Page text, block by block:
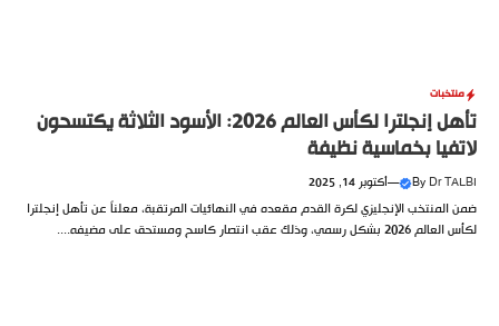
منتخبات
تأهل إنجلترا لكأس العالم 2026: الأسود الثلاثة يكتسحون
لاتفيا بخماسية نظيفة
By Dr TALBI
—أكتوبر 14, 2025
ضمن المنتخب الإنجليزي لكرة القدم مقعده في النهائيات المرتقبة، معلناً عن تأهل إنجلترا
لكأس العالم 2026 بشكل رسمي، وذلك عقب انتصار كاسح ومستحق على مضيفه....